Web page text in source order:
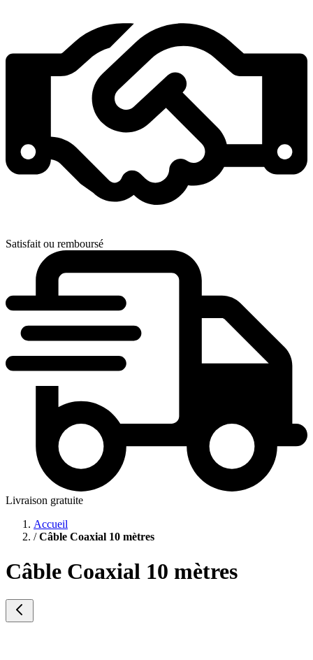
Satisfait ou remboursé
Livraison gratuite
Accueil
/Câble Coaxial 10 mètres
Câble Coaxial 10 mètres